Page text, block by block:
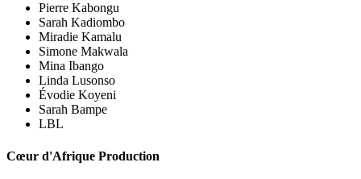
Pierre Kabongu
Sarah Kadiombo
Miradie Kamalu
Simone Makwala
Mina Ibango
Linda Lusonso
Évodie Koyeni
Sarah Bampe
LBL
Cœur d'Afrique Production